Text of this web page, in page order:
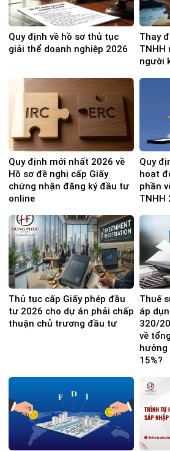
Quy định về hồ sơ thủ tục
giải thể doanh nghiệp 2026
Thay
TNHH
người
Quy định mới nhất 2026 về
Hồ sơ đề nghị cấp Giấy
chứng nhận đăng ký đầu tư
online
Quy
hoạt
phần
TNHH
Thủ tục cấp Giấy phép đầu
tư 2026 cho dự án phải chấp
thuận chủ trương đầu tư
Thuế
áp
320/
về
hưởng
15%?